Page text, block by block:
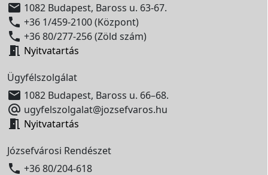
 1082 Budapest, Baross u. 63-67.
 +36 1/459-2100 (Központ)
 +36 80/277-256 (Zöld szám)
 Nyitvatartás
Ügyfélszolgálat
 1082 Budapest, Baross u. 66–68.
 ugyfelszolgalat@jozsefvaros.hu
 Nyitvatartás
Józsefvárosi Rendészet
 +36 80/204-618